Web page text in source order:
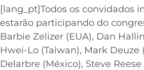
[lang_pt]Todos os convidados
estarão participando do
Barbie Zelizer (EUA), Dan
Hwei-Lo (Taiwan), Mark
Delarbre (México), Steve